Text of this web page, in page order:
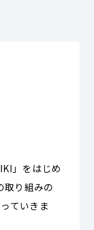
」をはじめ
取り組みの
ていきま